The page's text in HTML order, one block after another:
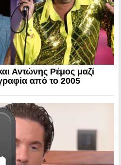
Αντώνης Ρέμος μαζί
από το 2005